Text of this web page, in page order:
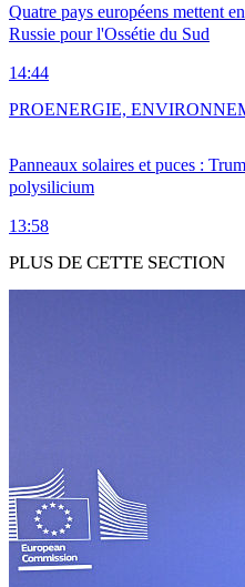
Quatre pays européens mettent
Russie pour l'Ossétie du Sud
14:44
Panneaux solaires et puces :
polysilicium
13:58
PROENERGIE,
PLUS DE CETTE SECTION